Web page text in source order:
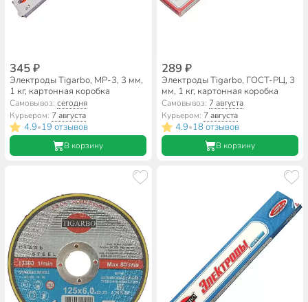
345 ₽
Электроды Tigarbo, MP-3, 3 мм,
1 кг, картонная коробка
Самовывоз:сегодня
Курьером: 7 августа
4.9•19 отзывов
В корзину
289 ₽
Электроды Tigarbo, ГОСТ-РЦ, 3
мм, 1 кг, картонная коробка
Самовывоз: 7 августа
Курьером: 7 августа
4.9•18 отзывов
В корзину